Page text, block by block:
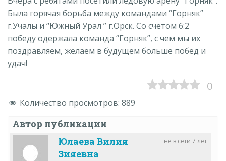
Была горячая борьба между командами “Горняк”
г.Учалы и “Южный Урал ” г.Орск. Со счетом 6:2
победу одержала команда “Горняк”, с чем мы их
поздравляем, желаем в будущем больше побед и
удач!
0
Количество просмотров: 889
Автор публикации
не в сети 7 лет
Юлаева Вилия
Зияевна